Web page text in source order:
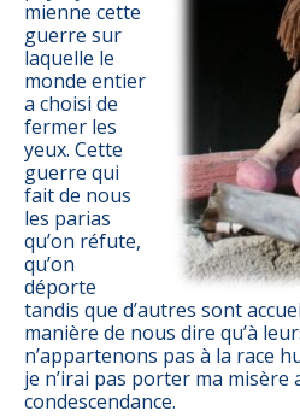
mienne cette
guerre sur
laquelle le
monde entier
a choisi de
fermer les
yeux. Cette
guerre qui
fait de nous
les parias
qu’on réfute,
qu’on
déporte
tandis que d’autres sont
manière de nous dire qu’à
n’appartenons pas à la race
je n’irai pas porter ma misère
condescendance.